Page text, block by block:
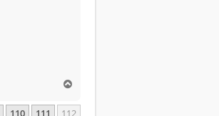
h
110 111 112